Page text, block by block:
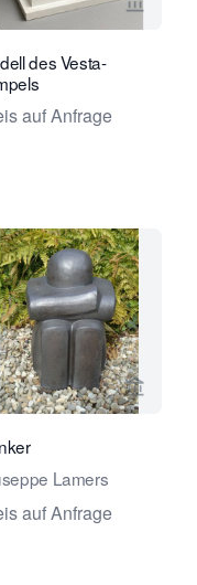
von Kunstconsult 2.0
des Vesta-
auf Anfrage
von Galerie
Lamers
auf Anfrage